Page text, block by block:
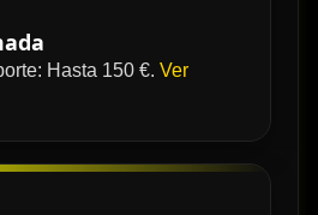
Hasta 150 €. Ver